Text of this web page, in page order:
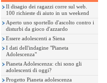
Il disagio dei ragazzi corre sul web.
100 richieste di aiuto in un weekend
Aperto uno sportello d'ascolto contro i
disturbi da gioco d'azzardo
Essere adolescenti a Siena
I dati dell'indagine "Pianeta
Adolescenza"
Pianeta Adolescenza: chi sono gli
adolescenti di oggi?
Progetto Pianeta adolescenza